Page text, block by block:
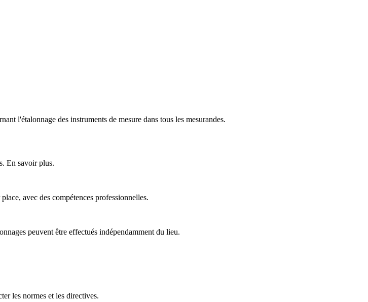
l'étalonnage des instruments de mesure dans tous les mesurandes.
En savoir plus.
avec des compétences professionnelles.
peuvent être effectués indépendamment du lieu.
les normes et les directives.